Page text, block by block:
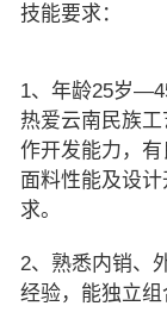
技能要求：
1、年龄25岁
热爱云南民族
作开发能力，
面料性能及设
求。
2、熟悉内销、
经验，能独立组